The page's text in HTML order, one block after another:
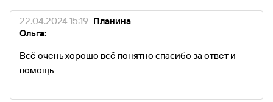
22.04.2024 15:19 Планина
Ольга:
Всё очень хорошо всё понятно спасибо за ответ и
помощь